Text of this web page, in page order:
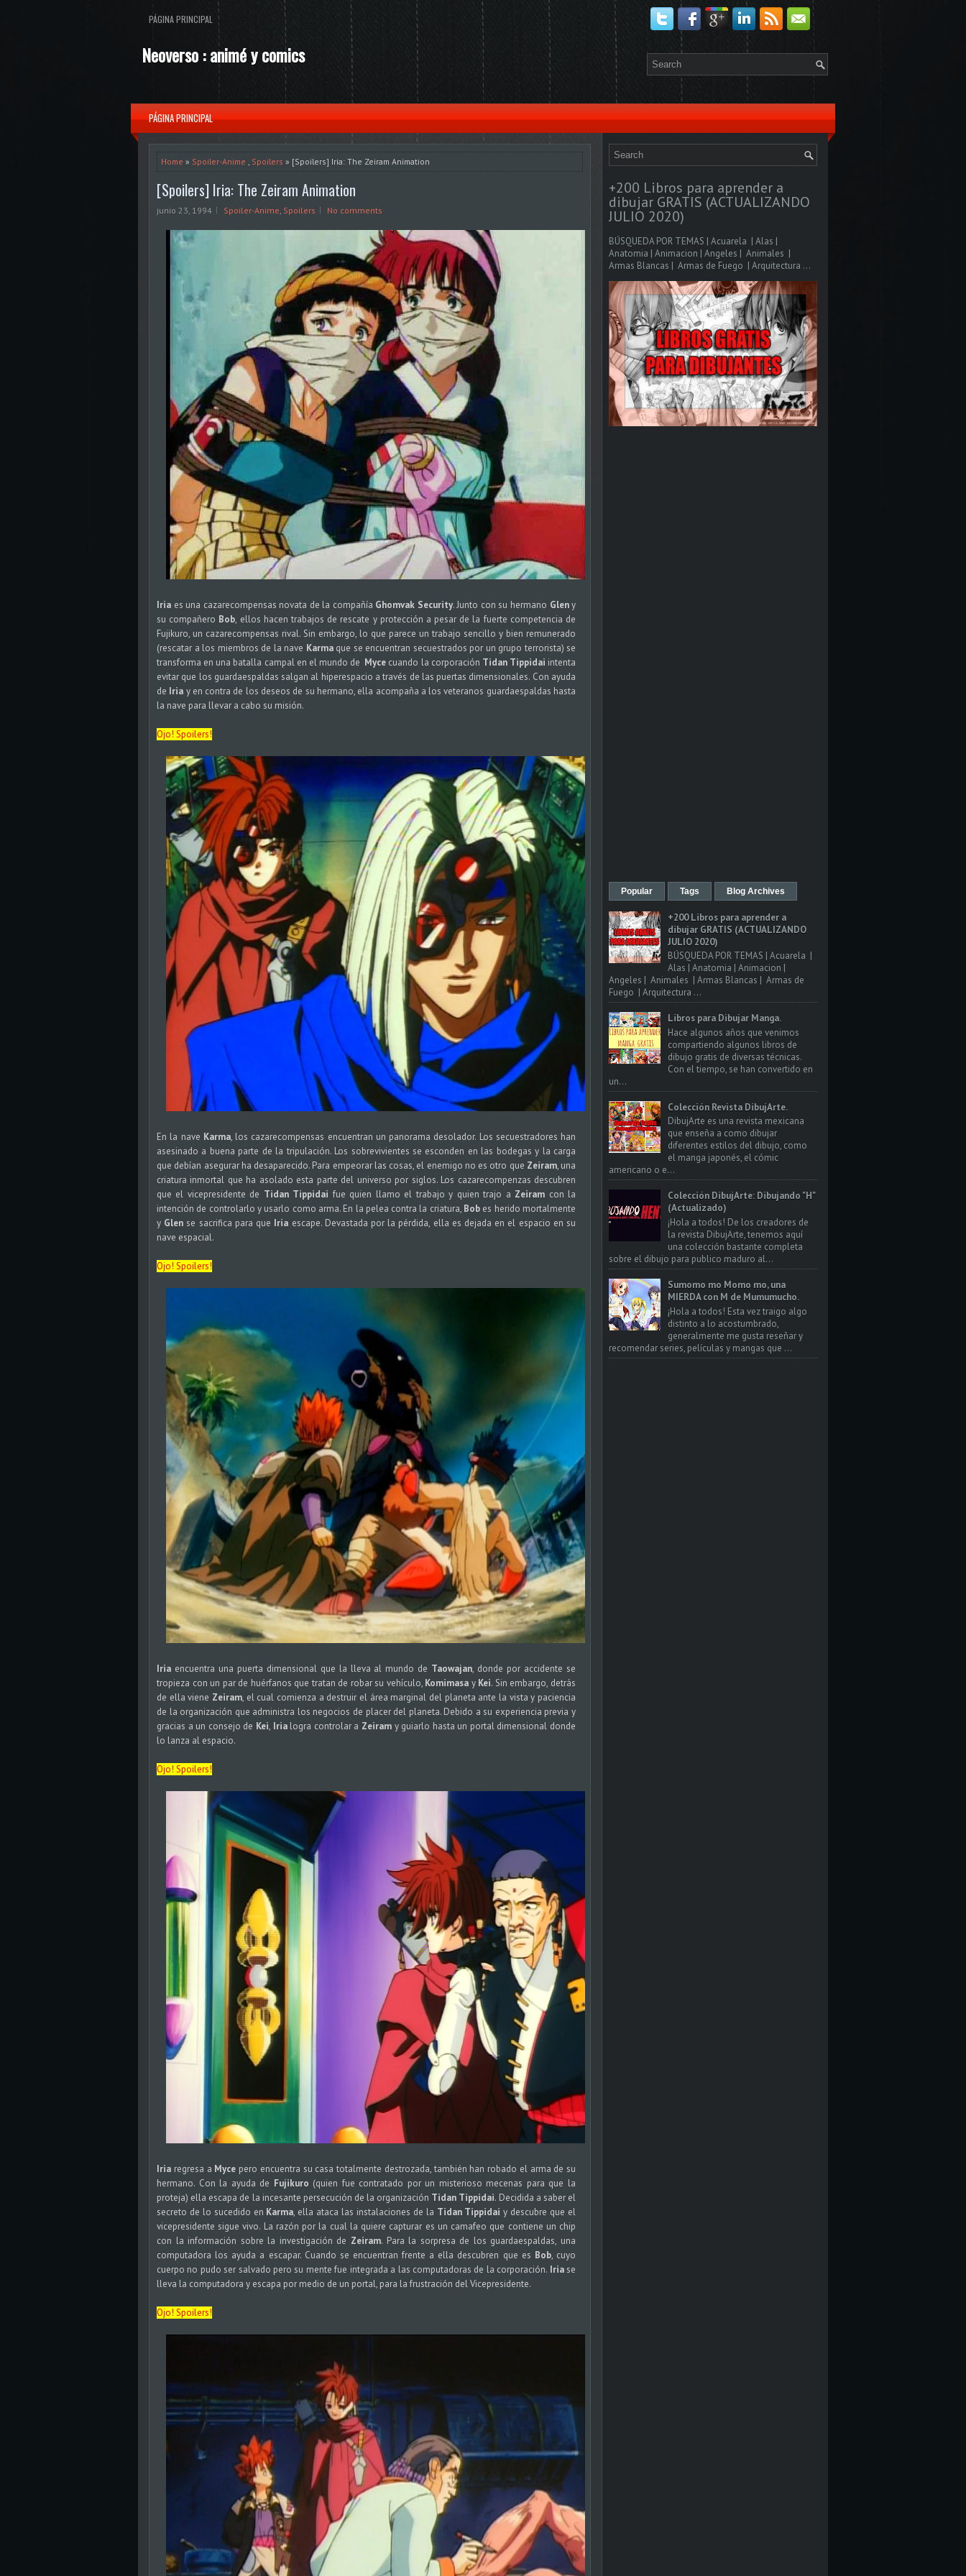
PÁGINA PRINCIPAL
Neoverso : animé y comics
PÁGINA PRINCIPAL
Home » Spoiler-Anime , Spoilers » [Spoilers] Iria: The Zeiram Animation
[Spoilers] Iria: The Zeiram Animation
junio 23, 1994 Spoiler-Anime, Spoilers No comments
Iria es una cazarecompensas novata de la compañía Ghomvak Security. Junto con su hermano Gleny
su compañero Bob, ellos hacen trabajos de rescate y protección a pesar de la fuerte competencia de
Fujikuro, un cazarecompensas rival. Sin embargo, lo que parece un trabajo sencillo y bien remunerado
(rescatar a los miembros de la nave Karma que se encuentran secuestrados por un grupo terrorista) se
transforma en una batalla campal en el mundo de Myce cuando la corporación Tidan Tippidai intenta
evitar que los guardaespaldas salgan al hiperespacio a través de las puertas dimensionales. Con ayuda
de Iria y en contra de los deseos de su hermano, ella acompaña a los veteranos guardaespaldas hasta
la nave para llevar a cabo su misión.
Ojo! Spoilers!
En la nave Karma, los cazarecompensas encuentran un panorama desolador. Los secuestradores han
asesinado a buena parte de la tripulación. Los sobrevivientes se esconden en las bodegas y la carga
que debían asegurar ha desaparecido. Para empeorar las cosas, el enemigo no es otro que Zeiram, una
criatura inmortal que ha asolado esta parte del universo por siglos. Los cazarecompenzas descubren
que el vicepresidente de Tidan Tippidai fue quien llamo el trabajo y quien trajo a Zeiram con la
intención de controlarlo y usarlo como arma. En la pelea contra la criatura, Bob es herido mortalmente
y Glen se sacrifica para que Iria escape. Devastada por la pérdida, ella es dejada en el espacio en su
nave espacial.
Ojo! Spoilers!
Iria encuentra una puerta dimensional que la lleva al mundo de Taowajan, donde por accidente se
tropieza con un par de huérfanos que tratan de robar su vehículo, Komimasa y Kei. Sin embargo, detrás
de ella viene Zeiram, el cual comienza a destruir el área marginal del planeta ante la vista y paciencia
de la organización que administra los negocios de placer del planeta. Debido a su experiencia previa y
gracias a un consejo de Kei, Iria logra controlar a Zeiram y guiarlo hasta un portal dimensional donde
lo lanza al espacio.
Ojo! Spoilers!
Iria regresa a Myce pero encuentra su casa totalmente destrozada, también han robado el arma de su
hermano. Con la ayuda de Fujikuro (quien fue contratado por un misterioso mecenas para que la
proteja) ella escapa de la incesante persecución de la organización Tidan Tippidai. Decidida a saber el
secreto de lo sucedido en Karma, ella ataca las instalaciones de la Tidan Tippidai y descubre que el
vicepresidente sigue vivo. La razón por la cual la quiere capturar es un camafeo que contiene un chip
con la información sobre la investigación de Zeiram. Para la sorpresa de los guardaespaldas, una
computadora los ayuda a escapar. Cuando se encuentran frente a ella descubren que es Bob, cuyo
cuerpo no pudo ser salvado pero su mente fue integrada a las computadoras de la corporación. Iria se
lleva la computadora y escapa por medio de un portal, para la frustración del Vicepresidente.
Ojo! Spoilers!
+200 Libros para aprender a
dibujar GRATIS (ACTUALIZANDO
JULIO 2020)
BÚSQUEDA POR TEMAS | Acuarela | Alas |
Anatomia | Animacion | Angeles | Animales |
Armas Blancas | Armas de Fuego | Arquitectura ...
Popular Tags Blog Archives
+200 Libros para aprender a
dibujar GRATIS (ACTUALIZANDO
JULIO 2020)
BÚSQUEDA POR TEMAS | Acuarela |
Alas | Anatomia | Animacion |
Angeles | Animales | Armas Blancas | Armas de
Fuego | Arquitectura ...
Libros para Dibujar Manga.
Hace algunos años que venimos
compartiendo algunos libros de
dibujo gratis de diversas técnicas.
Con el tiempo, se han convertido en
un...
Colección Revista DibujArte.
DibujArte es una revista mexicana
que enseña a como dibujar
diferentes estilos del dibujo, como
el manga japonés, el cómic
americano o e...
Colección DibujArte: Dibujando "H"
(Actualizado)
¡Hola a todos! De los creadores de
la revista DibujArte, tenemos aquí
una colección bastante completa
sobre el dibujo para publico maduro al...
Sumomo mo Momo mo, una
MIERDA con M de Mumumucho.
¡Hola a todos! Esta vez traigo algo
distinto a lo acostumbrado,
generalmente me gusta reseñar y
recomendar series, películas y mangas que ...